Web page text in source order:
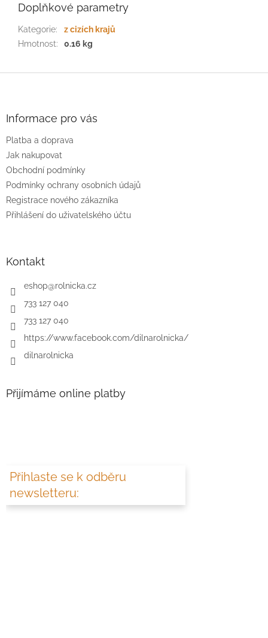
Doplňkové parametry
Kategorie:
z cizích krajů
Hmotnost: 0.16 kg
Informace pro vás
Platba a doprava
Jak nakupovat
Obchodní podmínky
Podmínky ochrany osobních údajů
Registrace nového zákazníka
Přihlášení do uživatelského účtu
Kontakt
eshop@rolnicka.cz
733 127 040
733 127 040
https://www.facebook.com/dilnarolnicka/
dilnarolnicka
Přijímáme online platby
Přihlaste se k odběru
newsletteru: